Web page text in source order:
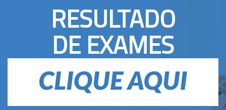
RESULTADO
DE EXAMES